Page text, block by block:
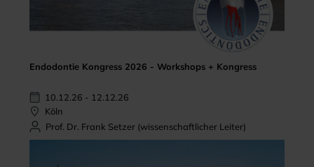
Endodontie Kongress 2026 - Workshops + Kongress
10.12.26 - 12.12.26
Köln
Prof. Dr. Frank Setzer (wissenschaftlicher Leiter)